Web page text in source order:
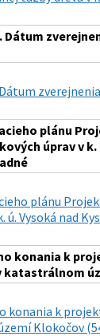
zverejnenia
plánu
úprav v k.
plánu
ú. Vysoká nad
konania k
katastrálnom
konania k
Klokočov